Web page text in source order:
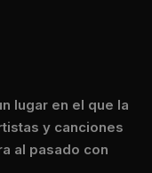
lugar en el que la
y canciones
al pasado con